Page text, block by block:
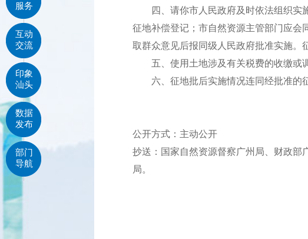
四、请你市人民政府及时依法组织实施
征地补偿登记；市自然资源主管部门应会
取群众意见后报同级人民政府批准实施。
五、使用土地涉及有关税费的收缴或调
六、征地批后实施情况连同经批准的征
公开方式：主动公开
抄送：国家自然资源督察广州局、财政部
局。
服务
互动
交流
印象
汕头
数据
发布
部门
导航